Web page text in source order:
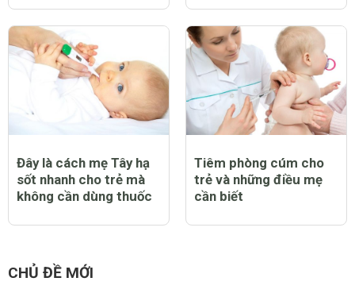
Đây là cách mẹ Tây hạ
sốt nhanh cho trẻ mà
không cần dùng thuốc
Tiêm phòng cúm cho
trẻ và những điều mẹ
cần biết
CHỦ ĐỀ MỚI